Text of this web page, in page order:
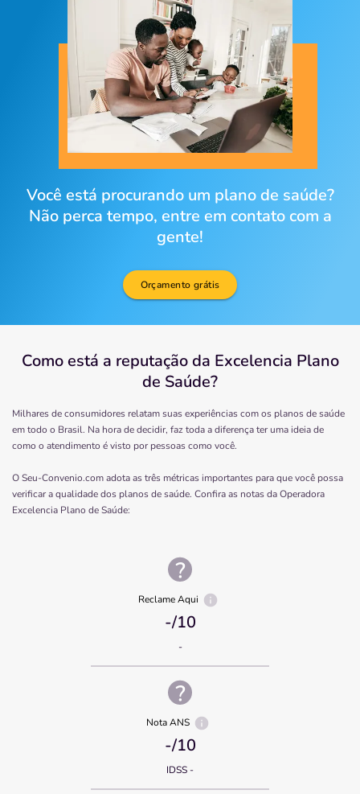
Você está procurando um plano de saúde?
Não perca tempo, entre em contato com a
gente!
Orçamento grátis
Como está a reputação da Excelencia Plano
de Saúde?
Milhares de consumidores relatam suas experiências com os planos de saúde
em todo o Brasil. Na hora de decidir, faz toda a diferença ter uma ideia de
como o atendimento é visto por pessoas como você.
O Seu-Convenio.com adota as três métricas importantes para que você possa
verificar a qualidade dos planos de saúde. Confira as notas da Operadora
Excelencia Plano de Saúde:
Reclame Aqui
-/10
-
Nota ANS
-/10
IDSS -